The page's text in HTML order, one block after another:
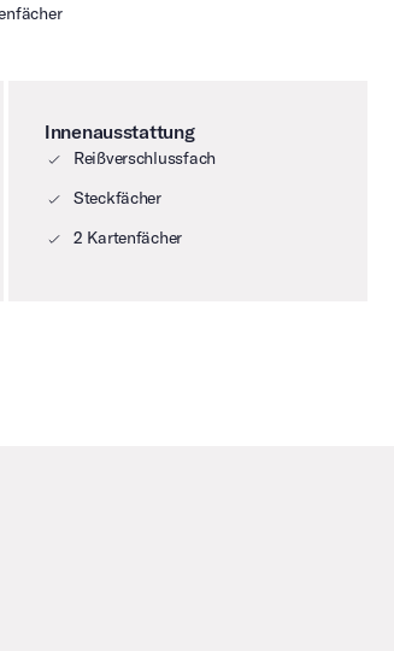
Innenausstattung
Reißverschlussfach
Steckfächer
2 Kartenfächer